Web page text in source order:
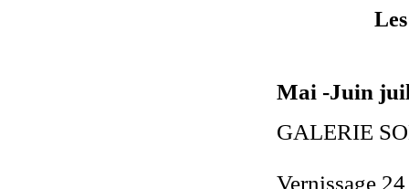
Mai -Juin
GALERIE
Vernissage